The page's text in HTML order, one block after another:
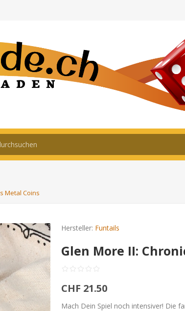
Metal Coins
Hersteller: Funtails
Glen More II:
CHF 21.50
Mach Dein Spiel noch intensiver! Die